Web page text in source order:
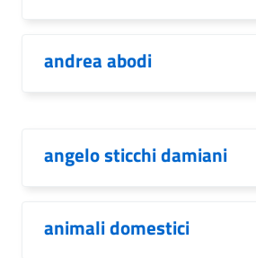
andrea abodi
angelo sticchi damiani
animali domestici